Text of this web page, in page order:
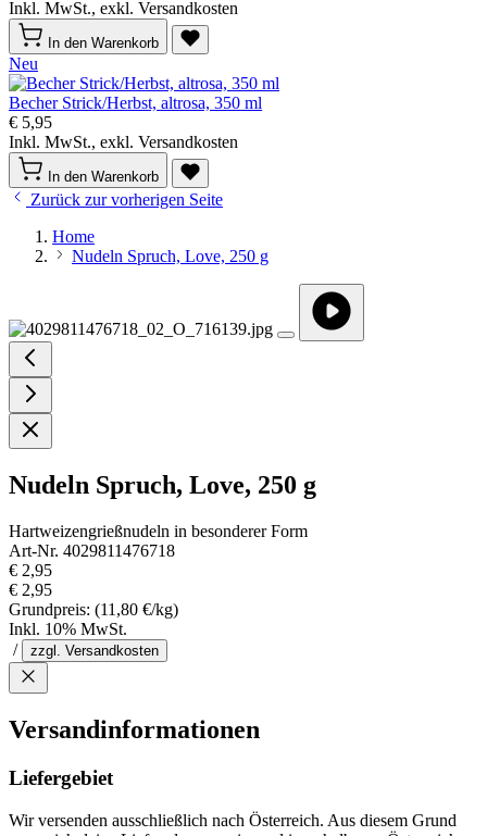
Inkl. MwSt., exkl. Versandkosten
In den Warenkorb
Neu
Becher Strick/Herbst, altrosa, 350 ml
€ 5,95
Inkl. MwSt., exkl. Versandkosten
In den Warenkorb
Zurück zur vorherigen Seite
Home
Nudeln Spruch, Love, 250 g
Nudeln Spruch, Love, 250 g
Hartweizengrießnudeln in besonderer Form
Art-Nr. 4029811476718
€ 2,95
€ 2,95
Grundpreis: (11,80 €/kg)
Inkl. 10% MwSt.
/
zzgl. Versandkosten
Versandinformationen
Liefergebiet
Wir versenden ausschließlich nach Österreich. Aus diesem Grund